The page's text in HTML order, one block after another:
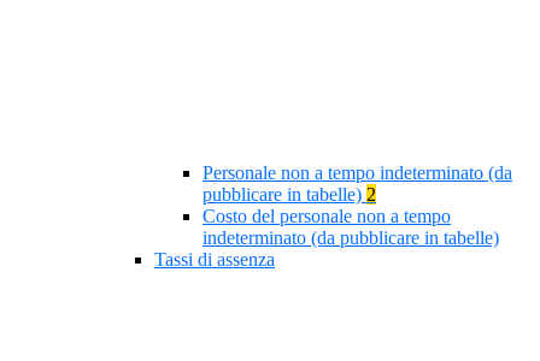
Personale non a tempo indeterminato (da
pubblicare in tabelle) 2
Costo del personale non a tempo
indeterminato (da pubblicare in tabelle)
Tassi di assenza